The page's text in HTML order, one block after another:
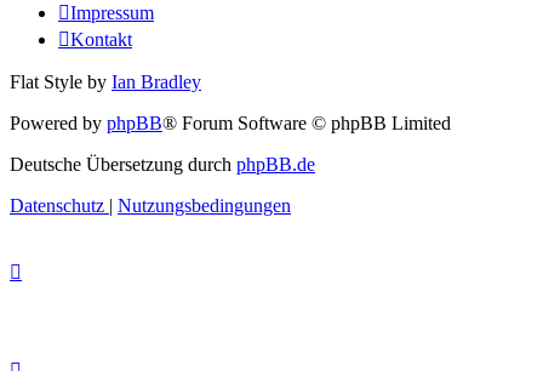
Impressum
Kontakt
Flat Style by Ian Bradley
Powered by phpBB® Forum Software © phpBB Limited
Deutsche Übersetzung durch phpBB.de
Datenschutz | Nutzungsbedingungen